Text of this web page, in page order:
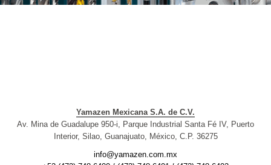
Yamazen Mexicana S.A. de C.V.
Av. Mina de Guadalupe 950-i, Parque Industrial Santa Fé IV, Puerto
Interior, Silao, Guanajuato, México, C.P. 36275
info@yamazen.com.mx